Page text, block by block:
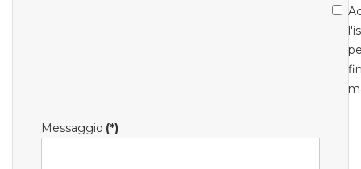
Messaggio (*)